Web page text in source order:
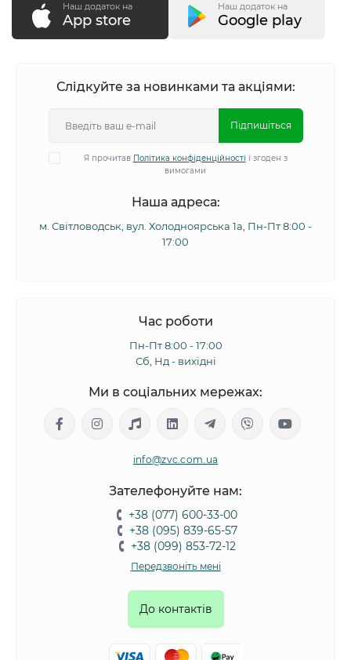
Наш додаток на
App store
Наш додаток на
Google play
Слідкуйте за новинками та акціями:
Підпишіться
Я прочитав Політика конфіденційності і згоден з
вимогами
Наша адреса:
м. Світловодськ, вул. Холодноярська 1а, Пн-Пт 8:00 -
17:00
Час роботи
Пн-Пт 8:00 - 17:00
Сб, Нд - вихідні
Ми в соціальних мережах:
info@zvc.com.ua
Зателефонуйте нам:
+38 (077) 600-33-00
+38 (095) 839-65-57
+38 (099) 853-72-12
Передзвоніть мені
До контактів